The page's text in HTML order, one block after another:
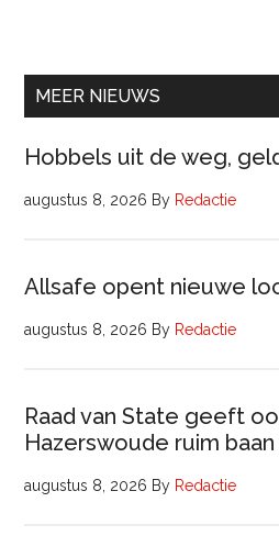
Onderhoud
Vastgoedmanagement
MEER NIEUWS
Hobbels uit de weg,
augustus 8, 2026 By Redactie
Allsafe opent nieuwe
augustus 8, 2026 By Redactie
Raad van State geeft
Hazerswoude ruim
augustus 8, 2026 By Redactie